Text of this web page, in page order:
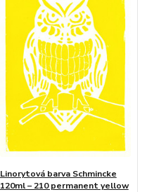
Linorytová barva Schmincke
120ml – 210 permanent yellow